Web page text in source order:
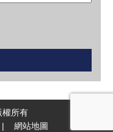
權所有
| 網站地圖